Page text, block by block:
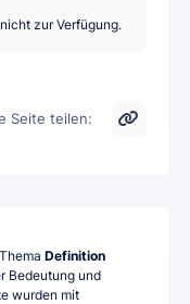
zur Verfügung.
Seite teilen:
Definition
Bedeutung und
wurden mit